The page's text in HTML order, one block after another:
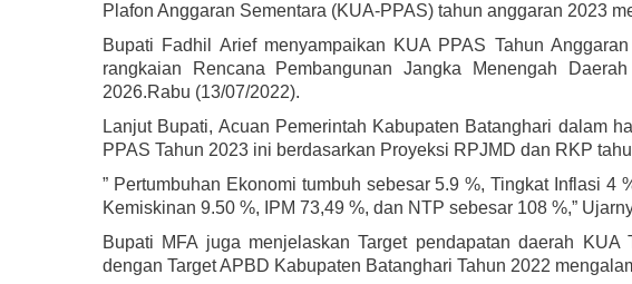
Plafon Anggaran Sementara (KUA-PPAS) tahun anggaran 2023
Bupati Fadhil Arief menyampaikan KUA PPAS Tahun
rangkaian Rencana Pembangunan Jangka Menengah
2026.Rabu (13/07/2022).
Lanjut Bupati, Acuan Pemerintah Kabupaten Batanghari dalam
PPAS Tahun 2023 ini berdasarkan Proyeksi RPJMD dan RKP
” Pertumbuhan Ekonomi tumbuh sebesar 5.9 %, Tingkat Inflasi 4
Kemiskinan 9.50 %, IPM 73,49 %, dan NTP sebesar 108 %,”
Bupati MFA juga menjelaskan Target pendapatan daerah
dengan Target APBD Kabupaten Batanghari Tahun 2022